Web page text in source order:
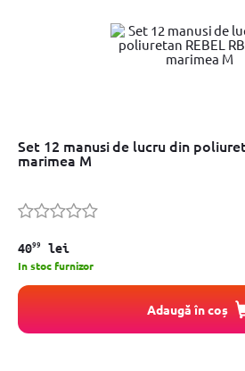
Set 12 manusi de lucru din
marimea M
4099 lei
In stoc furnizor
Adaugă în coș